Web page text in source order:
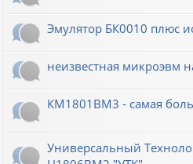
Эмулятор БК0010 плюс
неизвестная микроэвм
КМ1801ВМ3 - самая
Универсальный